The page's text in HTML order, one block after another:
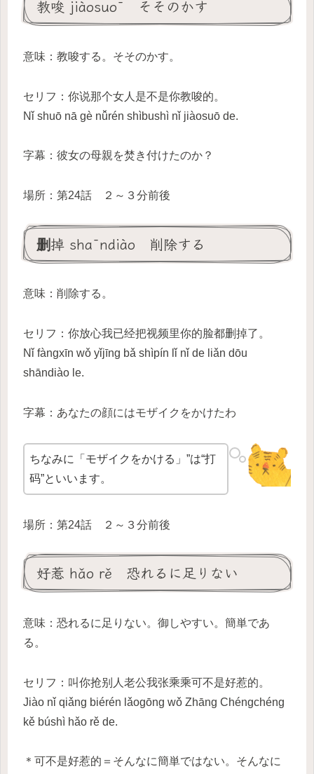
教唆 jiàosuō そそのかす
意味：教唆する。そそのかす。
セリフ：你说那个女人是不是你教唆的。
Nǐ shuō nā gè nǚrén shìbushì nǐ jiàosuō de.
字幕：彼女の母親を焚き付けたのか？
場所：第24話 ２～３分前後
删掉 shāndiào 削除する
意味：削除する。
セリフ：你放心我已经把视频里你的脸都删掉了。
Nǐ fàngxīn wǒ yǐjīng bǎ shìpín lǐ nǐ de liǎn dōu
shāndiào le.
字幕：あなたの顔にはモザイクをかけたわ
ちなみに「モザイクをかける」”は“打
码”といいます。
場所：第24話 ２～３分前後
好惹 hǎo rě 恐れるに足りない
意味：恐れるに足りない。御しやすい。簡単であ
る。
セリフ：叫你抢别人老公我张乘乘可不是好惹的。
Jiào nǐ qiǎng biérén lǎogōng wǒ Zhāng Chéngchéng
kě búshì hǎo rě de.
＊可不是好惹的＝そんなに簡単ではない。そんなに